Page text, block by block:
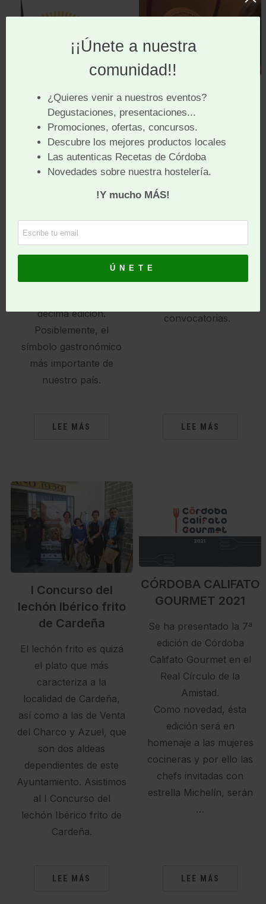
Día Mundial de la
Tapa
«Pocas cosas provocan
más unanimidad que
tierra, y una buena
de bar en compañía». El
tercer jueves de Junio
se celebra el «Dia
Mundial de la Tapa».
décima edición.
Posiblemente, el
símbolo gastronómico
más importante de
nuestro país.
LEE MÁS
Palmarés de la 3ª
edición del Festival
de Microcine de
Montilla
La tercera edición del
desarrollado
24 al 27 de Noviembre.
Concluye con éxito de
participantes en sus
convocatorias.
LEE MÁS
I Concurso del
lechón Ibérico frito
de Cardeña
El lechón frito es quizá
el plato que más
caracteriza a la
localidad de Cardeña,
así como a las de Venta
del Charco y Azuel, que
son dos aldeas
dependientes de este
Ayuntamiento. Asistimos
al I Concurso del
lechón Ibérico frito de
Cardeña.
LEE MÁS
CÓRDOBA CALIFATO
GOURMET 2021
Se ha presentado la 7ª
edición de Córdoba
Califato Gourmet en el
Real Círculo de la
Amistad.
Como novedad, ésta
edición será en
homenaje a las mujeres
cocineras y por ello las
chefs invitadas con
estrella Michelín, serán
…
LEE MÁS